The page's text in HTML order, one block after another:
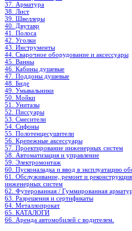
37. Арматура
38. Лист
39. Швеллеры
40. Двутавр
41. Полоса
42. Уголки
43. Инструменты
44. Сварочное оборудование и аксессуары
45. Ванны
46. Кабины душевые
47. Поддоны душевые
48. Биде
49. Умывальники
50. Мойки
51. Унитазы
52. Писсуары
53. Смесители
54. Сифоны
55. Полотенцесушители
56. Крепежные аксессуары
57. Проектирование инженерных систем
58. Автоматизация и управление
59. Электромонтаж
60. Пусконаладка и ввод в эксплуатацию
61. Обслуживание, ремонт и реконструкция
инженерных систем
62. Футерованная / Гуммированная
63. Разрешения и сертификаты
64. Металлопрокат
65. КАТАЛОГИ
66. Аренда автомобилей с водителем.